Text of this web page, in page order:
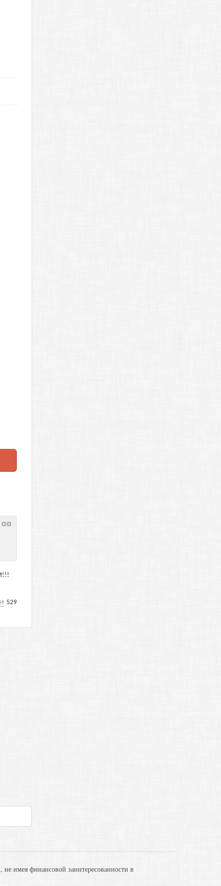
529
имея финансовой заинтересованности в